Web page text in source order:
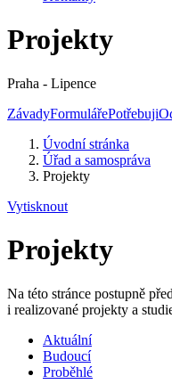
Projekty
Praha - Lipence
ZávadyFormulářePotřebuji
Úvodní stránka
Úřad a samospráva
Projekty
Vytisknout
Projekty
Na této stránce postupně
i realizované projekty a
Aktuální
Budoucí
Proběhlé